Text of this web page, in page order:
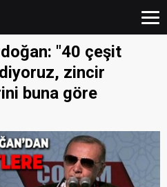
"40 çeşit
zincir
buna göre